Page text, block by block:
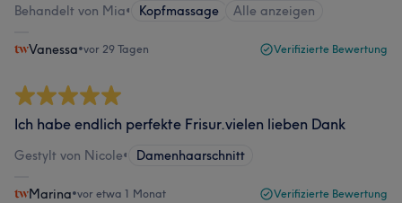
Behandelt von Mia• Kopfmassage Alle anzeigen
Vanessa•vor 29 Tagen Verifizierte Bewertung
Ich habe endlich perfekte Frisur.vielen lieben Dank
Gestylt von Nicole• Damenhaarschnitt
Marina•vor etwa 1 Monat Verifizierte Bewertung